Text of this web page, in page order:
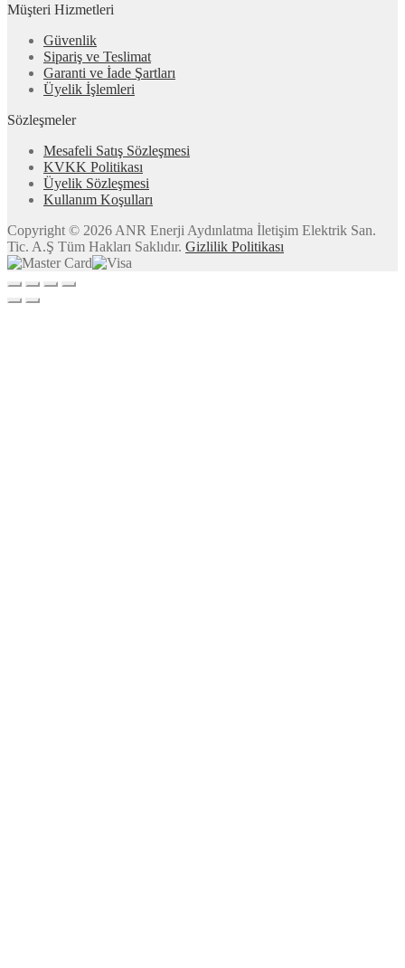
Müşteri Hizmetleri
Güvenlik
Sipariş ve Teslimat
Garanti ve İade Şartları
Üyelik İşlemleri
Sözleşmeler
Mesafeli Satış Sözleşmesi
KVKK Politikası
Üyelik Sözleşmesi
Kullanım Koşulları
Copyright © 2026 ANR Enerji Aydınlatma İletişim Elektrik San.
Tic. A.Ş Tüm Hakları Saklıdır. Gizlilik Politikası